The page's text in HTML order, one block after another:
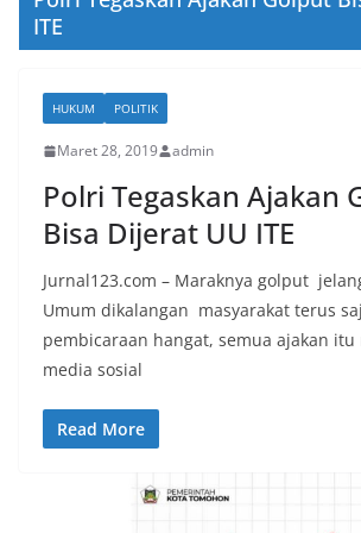
ITE
HUKUM POLITIK
Maret 28, 2019 admin
Polri Tegaskan Ajakan
Bisa Dijerat UU ITE
Jurnal123.com – Maraknya golput
Umum dikalangan masyarakat terus
pembicaraan hangat, semua ajakan itu
media sosial
Read More